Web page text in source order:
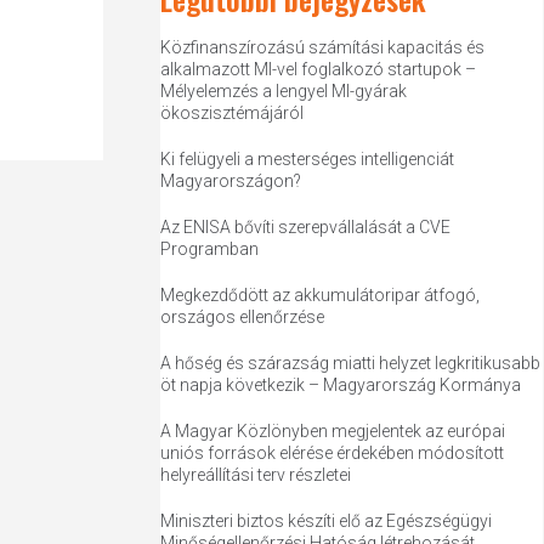
Közfinanszírozású számítási kapacitás és
alkalmazott MI-vel foglalkozó startupok –
Mélyelemzés a lengyel MI-gyárak
ökoszisztémájáról
Ki felügyeli a mesterséges intelligenciát
Magyarországon?
Az ENISA bővíti szerepvállalását a CVE
Programban
Megkezdődött az akkumulátoripar átfogó,
országos ellenőrzése
A hőség és szárazság miatti helyzet legkritikusabb
öt napja következik – Magyarország Kormánya
A Magyar Közlönyben megjelentek az európai
uniós források elérése érdekében módosított
helyreállítási terv részletei
Miniszteri biztos készíti elő az Egészségügyi